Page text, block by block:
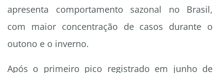
apresenta comportamento sazonal no Brasil,
com maior concentração de casos durante o
outono e o inverno.
Após o primeiro pico registrado em junho de